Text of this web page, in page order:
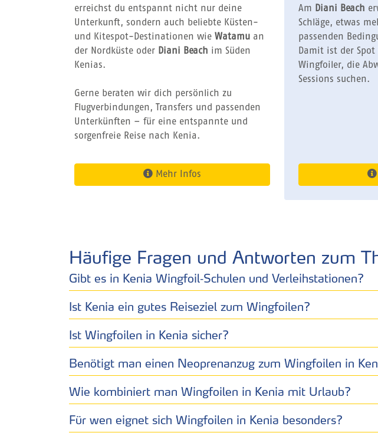
erreichst du entspannt nicht nur deine
Unterkunft, sondern auch beliebte Küsten-
und Kitespot-Destinationen wie Watamu an
der Nordküste oder Diani Beach im Süden
Kenias.
Gerne beraten wir dich persönlich zu
Flugverbindungen, Transfers und passenden
Unterkünften – für eine entspannte und
sorgenfreie Reise nach Kenia.
Mehr Infos
Am Diani Beach
Schläge, etwas
passenden
Damit ist der
Wingfoiler, die
Sessions suchen.
Häufige Fragen und Antworten zum
Gibt es in Kenia Wingfoil‑Schulen und Verleihstationen?
Ist Kenia ein gutes Reiseziel zum Wingfoilen?
Ist Wingfoilen in Kenia sicher?
Benötigt man einen Neoprenanzug zum Wingfoilen in
Wie kombiniert man Wingfoilen in Kenia mit Urlaub?
Für wen eignet sich Wingfoilen in Kenia besonders?